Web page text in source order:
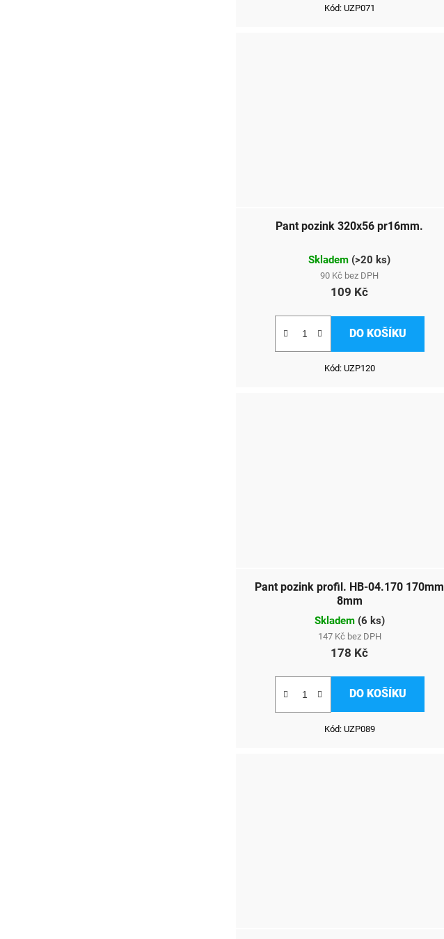
Kód: UZP071
Pant pozink 320x56 pr16mm.
Skladem (>20 ks)
90 Kč bez DPH
109 Kč
DO KOŠÍKU
Kód: UZP120
Pant pozink profil. HB-04.170 170mm
8mm
Skladem (6 ks)
147 Kč bez DPH
178 Kč
DO KOŠÍKU
Kód: UZP089